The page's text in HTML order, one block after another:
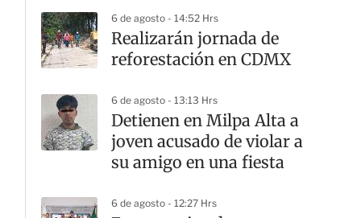
6 de agosto - 14:52 Hrs
Realizarán jornada de
reforestación en CDMX
6 de agosto - 13:13 Hrs
Detienen en Milpa Alta a
joven acusado de violar a
su amigo en una fiesta
6 de agosto - 12:27 Hrs